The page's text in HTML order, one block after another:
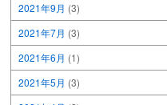
2021年9月 (3)
2021年7月 (3)
2021年6月 (1)
2021年5月 (3)